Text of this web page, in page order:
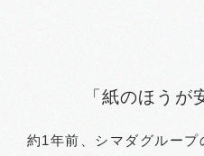
「紙のほう
約1年前、シマダグルー